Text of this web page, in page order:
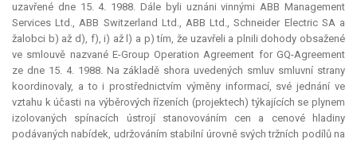
uzavřené dne 15. 4. 1988. Dále byli uznáni vinnými ABB Management
Services Ltd., ABB Switzerland Ltd., ABB Ltd., Schneider Electric SA a
žalobci b) až d), f), i) až l) a p) tím, že uzavřeli a plnili dohody obsažené
ve smlouvě nazvané E-Group Operation Agreement for GQ-Agreement
ze dne 15. 4. 1988. Na základě shora uvedených smluv smluvní strany
koordinovaly, a to i prostřednictvím výměny informací, své jednání ve
vztahu k účasti na výběrových řízeních (projektech) týkajících se plynem
izolovaných spínacích ústrojí stanovováním cen a cenové hladiny
podávaných nabídek, udržováním stabilní úrovně svých tržních podílů na